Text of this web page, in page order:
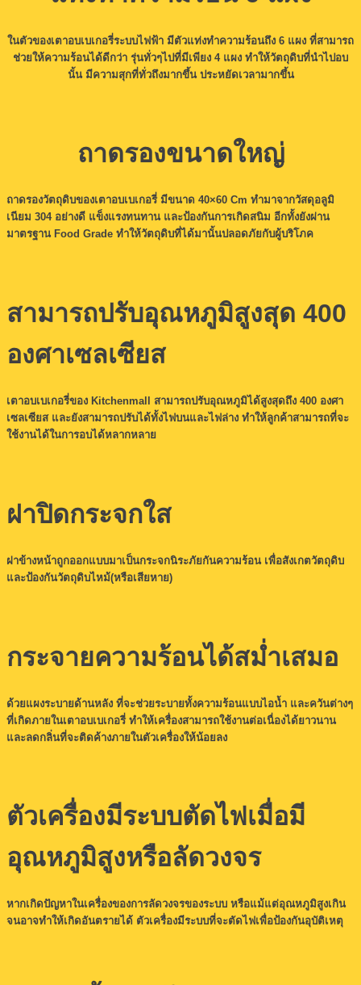
ในตัวของเตาอบเบเกอรี่ระบบไฟฟ้า มีตัวแท่งทำความร้อนถึง 6 แผง ที่สามารถ
ช่วยให้ความร้อนได้ดีกว่า รุ่นทั่วๆไปที่มีเพียง 4 แผง ทำให้วัตถุดิบที่นำไปอบ
นั้น มีความสุกที่ทั่วถึงมากขึ้น ประหยัดเวลามากขึ้น
ถาดรองขนาดใหญ่
ถาดรองวัตถุดิบของเตาอบเบเกอรี่ มีขนาด 40×60 Cm ทำมาจากวัสดุอลูมิ
เนียม 304 อย่างดี แข็งแรงทนทาน และป้องกันการเกิดสนิม อีกทั้งยังผ่าน
มาตรฐาน Food Grade ทำให้วัตถุดิบที่ได้มานั้นปลอดภัยกับผู้บริโภค
สามารถปรับอุณหภูมิสูงสุด 400
องศาเซลเซียส
เตาอบเบเกอรี่ของ Kitchenmall สามารถปรับอุณหภูมิได้สูงสุดถึง 400 องศา
เซลเซียส และยังสามารถปรับได้ทั้งไฟบนและไฟล่าง ทำให้ลูกค้าสามารถที่จะ
ใช้งานได้ในการอบได้หลากหลาย
ฝาปิดกระจกใส
ฝาข้างหน้าถูกออกแบบมาเป็นกระจกนิระภัยกันความร้อน เพื่อสังเกตวัตถุดิบ
และป้องกันวัตถุดิบไหม้(หรือเสียหาย)
กระจายความร้อนได้สม่ำเสมอ
ด้วยแผงระบายด้านหลัง ที่จะช่วยระบายทั้งความร้อนแบบไอน้ำ และควันต่างๆ
ที่เกิดภายในเตาอบเบเกอรี่ ทำให้เครื่องสามารถใช้งานต่อเนื่องได้ยาวนาน
และลดกลิ่นที่จะติดค้างภายในตัวเครื่องให้น้อยลง
ตัวเครื่องมีระบบตัดไฟเมื่อมี
อุณหภูมิสูงหรือลัดวงจร
หากเกิดปัญหาในเครื่องของการลัดวงจรของระบบ หรือแม้แต่อุณหภูมิสูงเกิน
จนอาจทำให้เกิดอันตรายได้ ตัวเครื่องมีระบบที่จะตัดไฟเพื่อป้องกันอุบัติเหตุ